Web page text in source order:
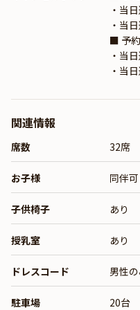
・当
・当
■ 予
・当
・当
関連情報
席数 32席
お子様 同伴
子供椅子 あり
授乳室 あり
ドレスコード 男性
駐車場 20台